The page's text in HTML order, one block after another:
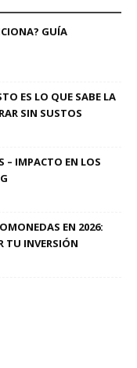
GUÍA
ES LO QUE SABE LA
SIN SUSTOS
– IMPACTO EN LOS
EN 2026:
TU INVERSIÓN